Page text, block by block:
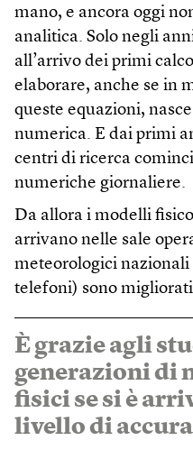
mano, e ancora oggi
analitica. Solo negli
all’arrivo dei primi
elaborare, anche se in
queste equazioni,
numerica. E dai primi
centri di ricerca
numeriche giornaliere.
Da allora i modelli
arrivano nelle sale
meteorologici
telefoni) sono
È grazie agli
generazioni di
fisici se si è
livello di